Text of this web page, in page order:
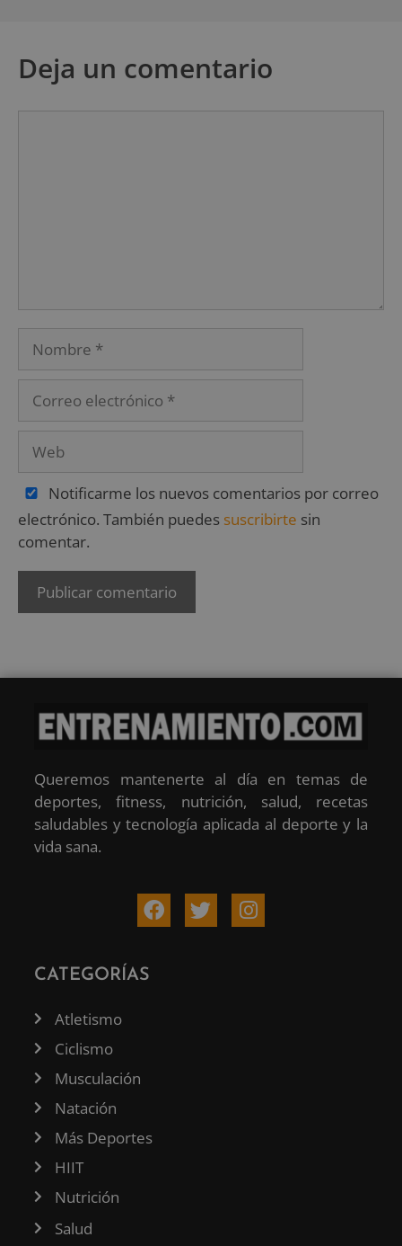
Deja un comentario
Notificarme los nuevos comentarios por correo
electrónico. También puedes suscribirte sin
comentar.
Queremos mantenerte al día en temas de
deportes, fitness, nutrición, salud, recetas
saludables y tecnología aplicada al deporte y la
vida sana.
CATEGORÍAS
Atletismo
Ciclismo
Musculación
Natación
Más Deportes
HIIT
Nutrición
Salud